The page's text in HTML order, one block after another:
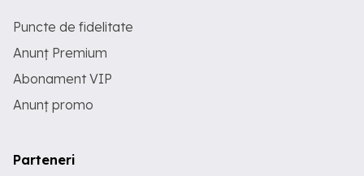
Puncte de fidelitate
Anunț Premium
Abonament VIP
Anunț promo
Parteneri